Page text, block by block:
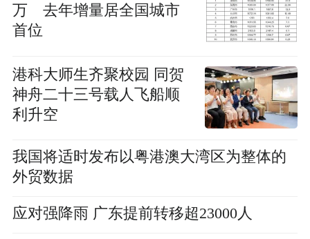
万 去年增量居全国城市
首位
港科大师生齐聚校园 同贺
神舟二十三号载人飞船顺
利升空
我国将适时发布以粤港澳大湾区为整体的
外贸数据
应对强降雨 广东提前转移超23000人